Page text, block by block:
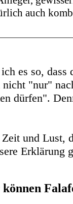
auch
es so, dass
"nur"
dürfen".
und Lust,
Erklärung
können